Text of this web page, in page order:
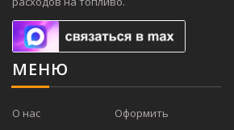
МЕНЮ
О нас
Оформить